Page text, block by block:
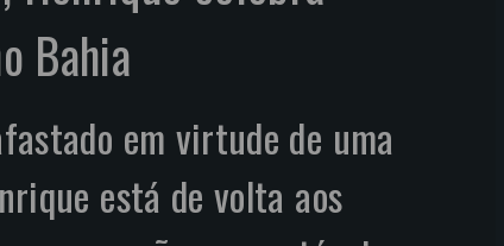
Bahia
em virtude de uma
está de volta aos